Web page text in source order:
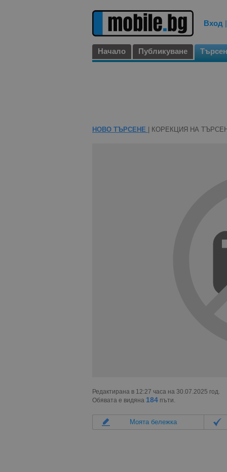
Вход |
Начало Публикуване
НОВО ТЪРСЕНЕ | КОРЕКЦИЯ НА
Редактирана в 12:27 часа на 30.07.2025 год.
Обявата е видяна 184 пъти.
Моята бележка